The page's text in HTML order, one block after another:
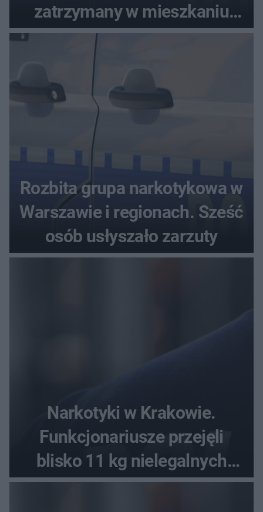
zatrzymany w mieszkaniu
seniora
Rozbita grupa narkotykowa w
Warszawie i regionach. Sześć
osób usłyszało zarzuty
Narkotyki w Krakowie.
Funkcjonariusze przejęli
blisko 11 kg nielegalnych
substancji